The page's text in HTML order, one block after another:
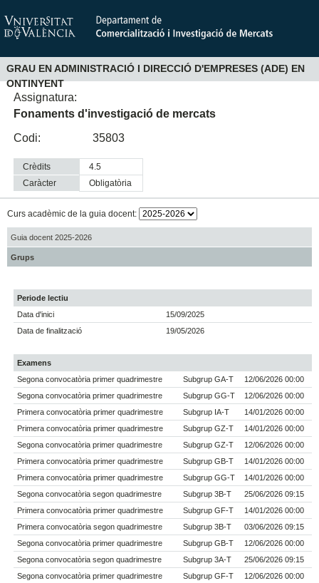
GRAU EN ADMINISTRACIÓ I DIRECCIÓ D'EMPRESES (ADE) EN
ONTINYENT
Assignatura:
Fonaments d'investigació de mercats
Codi:
35803
Crèdits
4.5
Caràcter
obligatòria
Curs acadèmic de la guia docent:
Guia docent 2025-2026
Grups
Periode lectiu
Data d'inici
15/09/2025
Data de finalització
19/05/2026
Examens
Segona convocatòria primer quadrimestre
Subgrup GA-T
12/06/2026 00:00
Segona convocatòria primer quadrimestre
Subgrup GG-T
12/06/2026 00:00
Primera convocatòria primer quadrimestre
Subgrup IA-T
14/01/2026 00:00
Primera convocatòria primer quadrimestre
Subgrup GZ-T
14/01/2026 00:00
Segona convocatòria primer quadrimestre
Subgrup GZ-T
12/06/2026 00:00
Primera convocatòria primer quadrimestre
Subgrup GB-T
14/01/2026 00:00
Primera convocatòria primer quadrimestre
Subgrup GG-T
14/01/2026 00:00
Segona convocatòria segon quadrimestre
Subgrup 3B-T
25/06/2026 09:15
Primera convocatòria primer quadrimestre
Subgrup GF-T
14/01/2026 00:00
Primera convocatòria segon quadrimestre
Subgrup 3B-T
03/06/2026 09:15
Segona convocatòria primer quadrimestre
Subgrup GB-T
12/06/2026 00:00
Segona convocatòria segon quadrimestre
Subgrup 3A-T
25/06/2026 09:15
Segona convocatòria primer quadrimestre
Subgrup GF-T
12/06/2026 00:00